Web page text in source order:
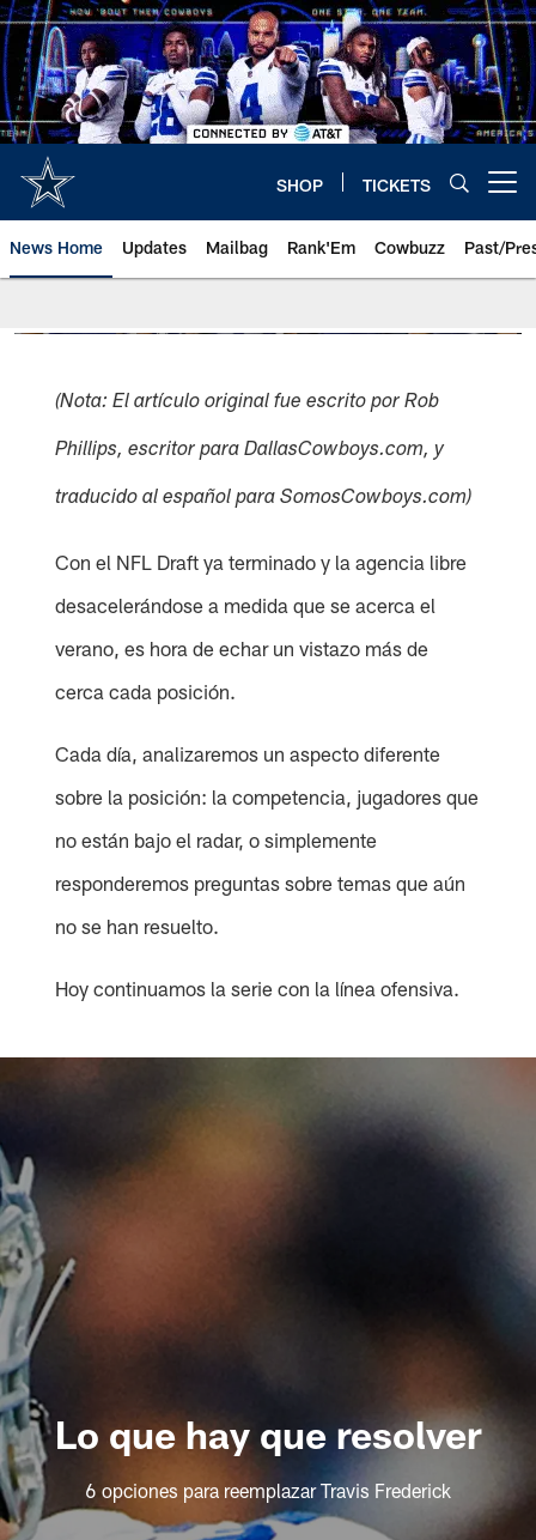
Skip
to
main
content
SHOP TICKETS
News Home Updates Mailbag Rank'Em Cowbuzz Past/
(Nota: El artículo original fue escrito por Rob
Phillips, escritor para DallasCowboys.com, y
traducido al español para SomosCowboys.com)
Con el NFL Draft ya terminado y la agencia libre
desacelerándose a medida que se acerca el
verano, es hora de echar un vistazo más de
cerca cada posición.
Cada día, analizaremos un aspecto diferente
sobre la posición: la competencia, jugadores que
no están bajo el radar, o simplemente
responderemos preguntas sobre temas que aún
no se han resuelto.
Hoy continuamos la serie con la línea ofensiva.
Lo que hay que resolver
6 opciones para reemplazar Travis Frederick